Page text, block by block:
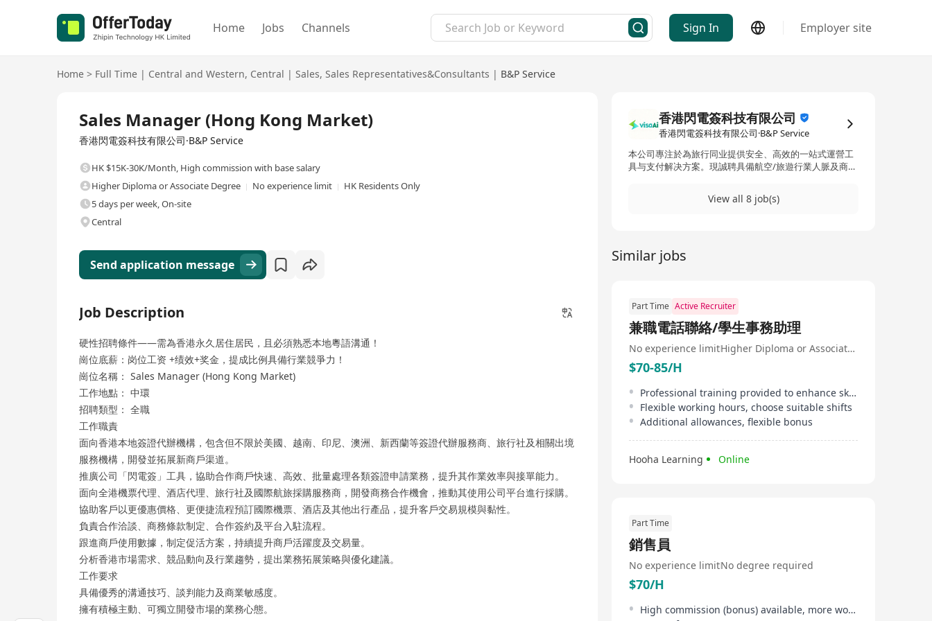
Home Jobs Channels Sign In Employer site
Home > Full Time | Central and Western, Central | Sales, Sales Representatives&Consultants | B&P Service
Sales Manager (Hong Kong Market)
香港閃電簽科技有限公司·B&P Service
HK $15K-30K/Month, High commission with base salary
Higher Diploma or Associate Degree
No experience limit
HK Residents Only
5 days per week, On-site
Central
Send application message
Job Description
硬性招聘條件——需為香港永久居住居民，且必須熟悉本地粵語溝通！
崗位底薪：岗位工资 +绩效+奖金，提成比例具備行業競爭力！
崗位名稱： Sales Manager (Hong Kong Market)
工作地點： 中環
招聘類型： 全職
工作職責
面向香港本地簽證代辦機構，包含但不限於美國、越南、印尼、澳洲、新西蘭等簽證代辦服務商、旅行社及相關出境
服務機構，開發並拓展新商戶渠道。
推廣公司「閃電簽」工具，協助合作商戶快速、高效、批量處理各類簽證申請業務，提升其作業效率與接單能力。
面向全港機票代理、酒店代理、旅行社及國際航旅採購服務商，開發商務合作機會，推動其使用公司平台進行採購。
協助客戶以更優惠價格、更便捷流程預訂國際機票、酒店及其他出行產品，提升客戶交易規模與黏性。
負責合作洽談、商務條款制定、合作簽約及平台入駐流程。
跟進商戶使用數據，制定促活方案，持續提升商戶活躍度及交易量。
分析香港市場需求、競品動向及行業趨勢，提出業務拓展策略與優化建議。
工作要求
具備優秀的溝通技巧、談判能力及商業敏感度。
擁有積極主動、可獨立開發市場的業務心態。
香港閃電簽科技有限公司
香港閃電簽科技有限公司·B&P Service
本公司專注於為旅行同业提供安全、高效的一站式運營工
具与支付解决方案。現誠聘具備航空/旅遊行業人脈及商務
View all 8 job(s)
Similar jobs
Part Time Active Recruiter
兼職電話聯絡/學生事務助理
No experience limit Higher Diploma or Associate Degree
$70-85/H
Professional training provided to enhance skills
Flexible working hours, choose suitable shifts
Additional allowances, flexible bonus
Hooha Learning Online
Part Time
銷售員
No experience limitNo degree required
$70/H
High commission (bonus) available, more work, more pay